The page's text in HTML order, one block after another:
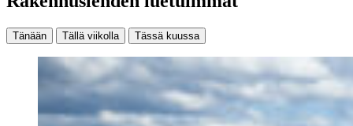
Tänään Tällä viikolla Tässä kuussa